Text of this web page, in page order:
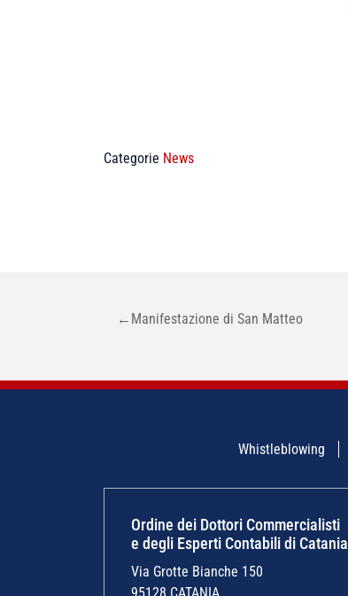
Categorie News
← Manifestazione di San Matteo
Whistleblowing
Ordine dei Dottori Commercialisti
e degli Esperti Contabili di Catania
Via Grotte Bianche 150